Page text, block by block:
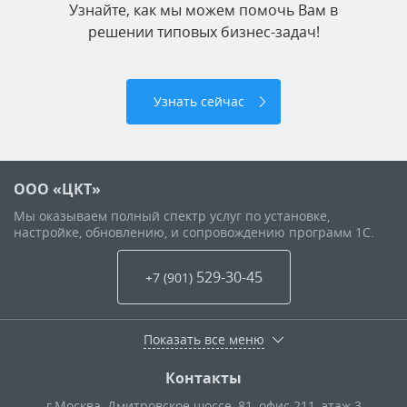
Узнайте, как мы можем помочь Вам в
решении типовых бизнес-задач!
Узнать сейчас
ООО «ЦКТ»
Мы оказываем полный спектр услуг по установке,
настройке, обновлению, и сопровождению программ 1С.
+7 (901) 529-30-45
Показать все меню
Контакты